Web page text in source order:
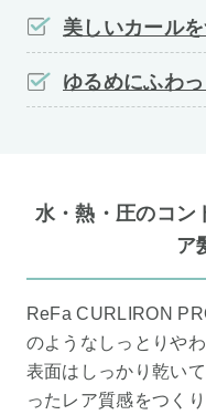
美しいカール
ゆるめにふわ
水・熱・圧のコン
ア
ReFa CURLIRON
のようなしっとりや
表面はしっかり乾い
ったレア質感をつく